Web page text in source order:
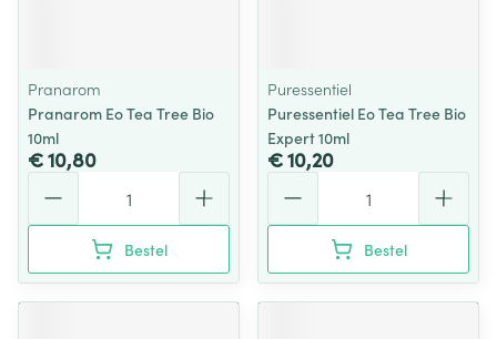
Pranarom
Pranarom Eo Tea Tree Bio
10ml
€ 10,80
Bestel
Puressentiel
Puressentiel Eo Tea Tree Bio
Expert 10ml
€ 10,20
Bestel